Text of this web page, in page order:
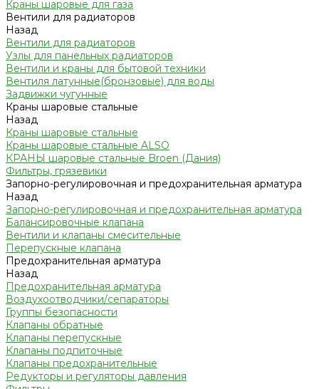
Краны шаровые для газа
Вентили для радиаторов
Назад
Вентили для радиаторов
Узлы для панельных радиаторов
Вентили и краны для бытовой техники
Вентиля латунные(бронзовые) для воды
Задвижки чугунные
Краны шаровые стальные
Назад
Краны шаровые стальные
Краны шаровые стальные ALSO
КРАНЫ шаровые стальные Broen (Дания)
Фильтры, грязевики
Запорно-регулировочная и предохранительная арматура
Назад
Запорно-регулировочная и предохранительная арматура
Балансировочные клапана
Вентили и клапаны смесительные
Перепускные клапана
Предохранительная арматура
Назад
Предохранительная арматура
Воздухоотводчики/сепараторы
Группы безопасности
Клапаны обратные
Клапаны перепускные
Клапаны подпиточные
Клапаны предохранительные
Редукторы и регуляторы давления